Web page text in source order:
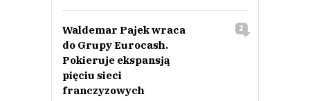
Waldemar Pajek wraca
do Grupy Eurocash.
Pokieruje ekspansją
pięciu sieci
franczyzowych
2